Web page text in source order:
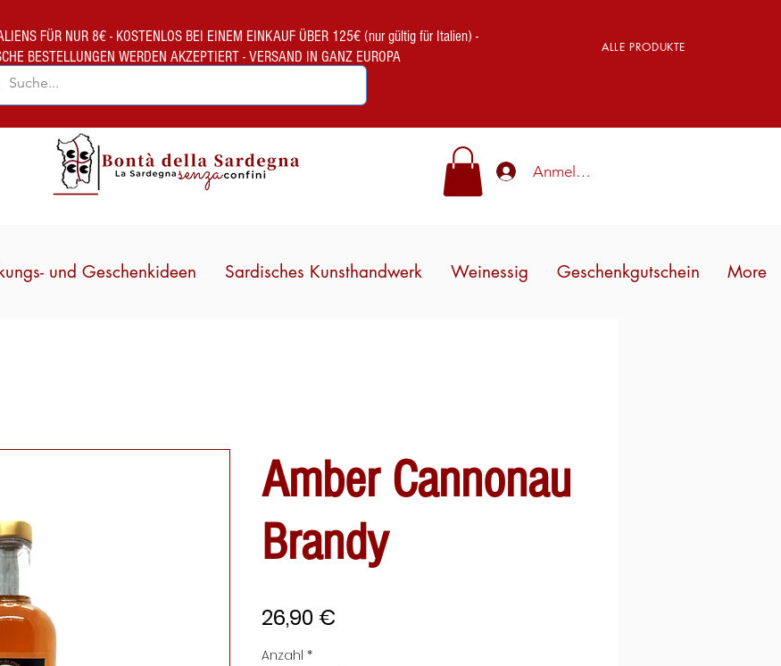
FÜR NUR 8€ - KOSTENLOS BEI EINEM EINKAUF ÜBER 125€ (nur gültig für Italien) -
BESTELLUNGEN WERDEN AKZEPTIERT - VERSAND IN GANZ EUROPA
ALLE PRODUKTE
Anmelden
und Geschenkideen Sardisches Kunsthandwerk Weinessig Geschenkgutschein More
Amber Cannonau
Brandy
26,90 €
Anzahl *